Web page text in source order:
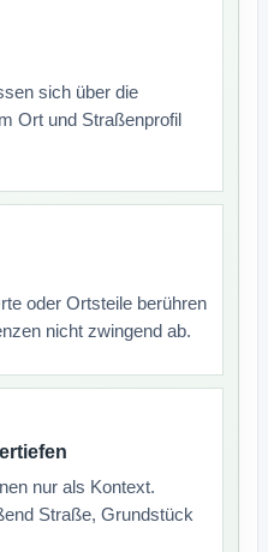
sich über die
Ort und Straßenprofil
oder Ortsteile berühren
nicht zwingend ab.
nur als Kontext.
Straße, Grundstück